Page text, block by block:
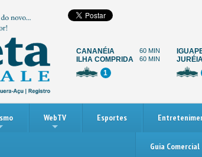
CANANÉIA 60 MIN
ILHA COMPRIDA 60 MIN
1
WebTV Esportes
Guia Comercial